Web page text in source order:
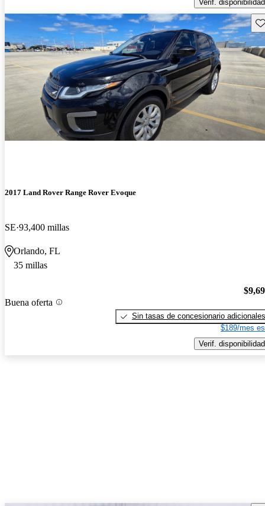
Verif. disponibilidad
2017 Land Rover Range Rover Evoque
SE 93,400 millas
Orlando, FL
35 millas
Buena oferta
Sin tasas de concesionario adicionales
$189/mes
Verif. disponibilidad